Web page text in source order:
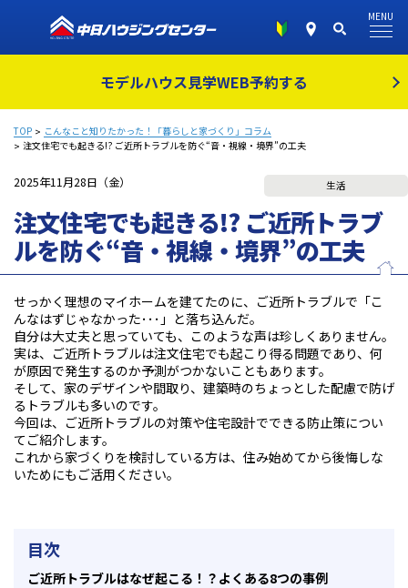
モデルハウス見学WEB予約する
MENU
TOP
こんなこと知りたかった！「暮らしと家づくり」コラム
注文住宅でも起きる!? ご近所トラブルを防ぐ“音・視線・境界”の工夫
2025年11月28日（金） 生活
注文住宅でも起きる!? ご近所トラブ
ルを防ぐ“音・視線・境界”の工夫
せっかく理想のマイホームを建てたのに、ご近所トラブルで「こ
んなはずじゃなかった･･･」と落ち込んだ。
自分は大丈夫と思っていても、このような声は珍しくありません。
実は、ご近所トラブルは注文住宅でも起こり得る問題であり、何
が原因で発生するのか予測がつかないこともあります。
そして、家のデザインや間取り、建築時のちょっとした配慮で防げ
るトラブルも多いのです。
今回は、ご近所トラブルの対策や住宅設計でできる防止策につい
てご紹介します。
これから家づくりを検討している方は、住み始めてから後悔しな
いためにもご活用ください。
目次
ご近所トラブルはなぜ起こる！？よくある8つの事例